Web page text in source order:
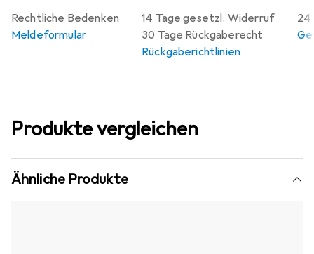
14 Tage gesetzl. Widerruf
30 Tage Rückgaberecht
Rückgaberichtlinien
24
Rechtliche Bedenken
Meldeformular
Produkte vergleichen
Ähnliche Produkte